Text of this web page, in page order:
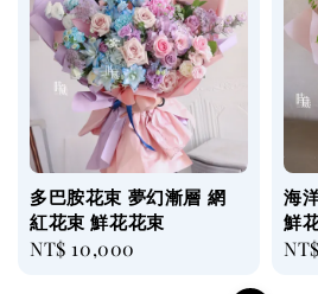
多巴胺花束 夢幻漸層 網
紅花束 鮮花花束
Regular
NT$ 10,000
海
鮮